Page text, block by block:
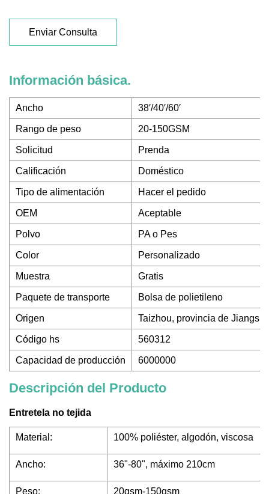
Enviar Consulta
Información básica.
Ancho 38′/40′/60′
Rango de peso 20-150GSM
Solicitud Prenda
Calificación Doméstico
Tipo de alimentación Hacer el pedido
OEM Aceptable
Polvo PA o Pes
Color Personalizado
Muestra Gratis
Paquete de transporte Bolsa de polietileno
Origen Taizhou, provincia de Jiangsu
Código hs 560312
Capacidad de producción 6000000
Descripción del Producto
Entretela no tejida
Material: 100% poliéster, algodón, viscosa
Ancho: 36"-80", máximo 210cm
Peso: 20gsm-150gsm